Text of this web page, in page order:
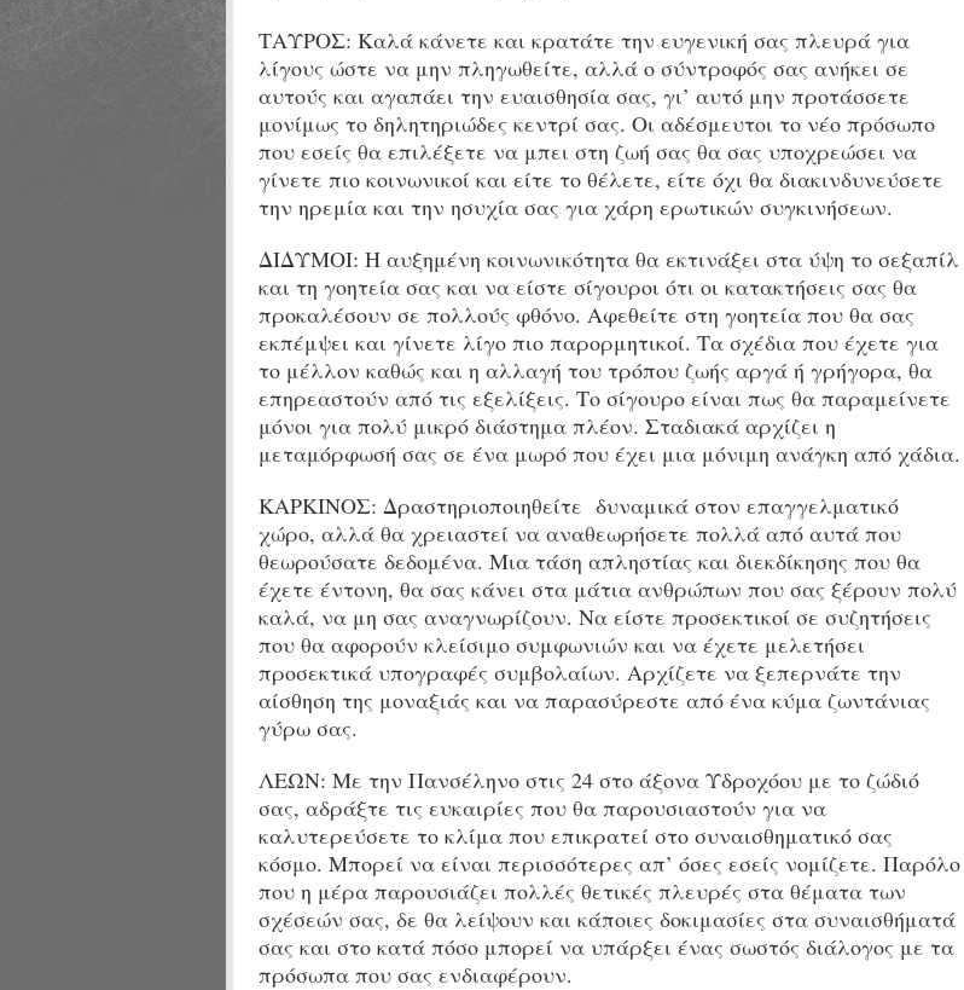
ΤΑΥΡΟΣ: Καλά κάνετε και κρατάτε την ευγενική σας πλευρά για
λίγους ώστε να μην πληγωθείτε, αλλά ο σύντροφός σας ανήκει σε
αυτούς και αγαπάει την ευαισθησία σας, γι’ αυτό μην προτάσσετε
μονίμως το δηλητηριώδες κεντρί σας. Οι αδέσμευτοι το νέο πρόσωπο
που εσείς θα επιλέξετε να μπει στη ζωή σας θα σας υποχρεώσει να
γίνετε πιο κοινωνικοί και είτε το θέλετε, είτε όχι θα διακινδυνεύσετε
την ηρεμία και την ησυχία σας για χάρη ερωτικών συγκινήσεων.
ΔΙΔΥΜΟΙ: Η αυξημένη κοινωνικότητα θα εκτινάξει στα ύψη το σεξαπίλ
και τη γοητεία σας και να είστε σίγουροι ότι οι κατακτήσεις σας θα
προκαλέσουν σε πολλούς φθόνο. Αφεθείτε στη γοητεία που θα σας
εκπέμψει και γίνετε λίγο πιο παρορμητικοί. Τα σχέδια που έχετε για
το μέλλον καθώς και η αλλαγή του τρόπου ζωής αργά ή γρήγορα, θα
επηρεαστούν από τις εξελίξεις. Το σίγουρο είναι πως θα παραμείνετε
μόνοι για πολύ μικρό διάστημα πλέον. Σταδιακά αρχίζει η
μεταμόρφωσή σας σε ένα μωρό που έχει μια μόνιμη ανάγκη από χάδια.
ΚΑΡΚΙΝΟΣ: Δραστηριοποιηθείτε δυναμικά στον επαγγελματικό
χώρο, αλλά θα χρειαστεί να αναθεωρήσετε πολλά από αυτά που
θεωρούσατε δεδομένα. Μια τάση απληστίας και διεκδίκησης που θα
έχετε έντονη, θα σας κάνει στα μάτια ανθρώπων που σας ξέρουν πολύ
καλά, να μη σας αναγνωρίζουν. Να είστε προσεκτικοί σε συζητήσεις
που θα αφορούν κλείσιμο συμφωνιών και να έχετε μελετήσει
προσεκτικά υπογραφές συμβολαίων. Αρχίζετε να ξεπερνάτε την
αίσθηση της μοναξιάς και να παρασύρεστε από ένα κύμα ζωντάνιας
γύρω σας.
ΛΕΩΝ: Με την Πανσέληνο στις 24 στο άξονα Υδροχόου με το ζώδιό
σας, αδράξτε τις ευκαιρίες που θα παρουσιαστούν για να
καλυτερεύσετε το κλίμα που επικρατεί στο συναισθηματικό σας
κόσμο. Μπορεί να είναι περισσότερες απ’ όσες εσείς νομίζετε. Παρόλο
που η μέρα παρουσιάζει πολλές θετικές πλευρές στα θέματα των
σχέσεών σας, δε θα λείψουν και κάποιες δοκιμασίες στα συναισθήματά
σας και στο κατά πόσο μπορεί να υπάρξει ένας σωστός διάλογος με τα
πρόσωπα που σας ενδιαφέρουν.